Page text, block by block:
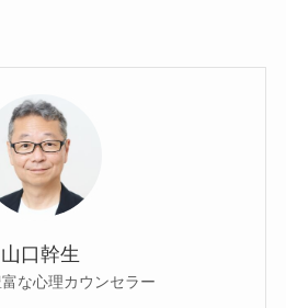
山口幹生
な心理カウンセラー